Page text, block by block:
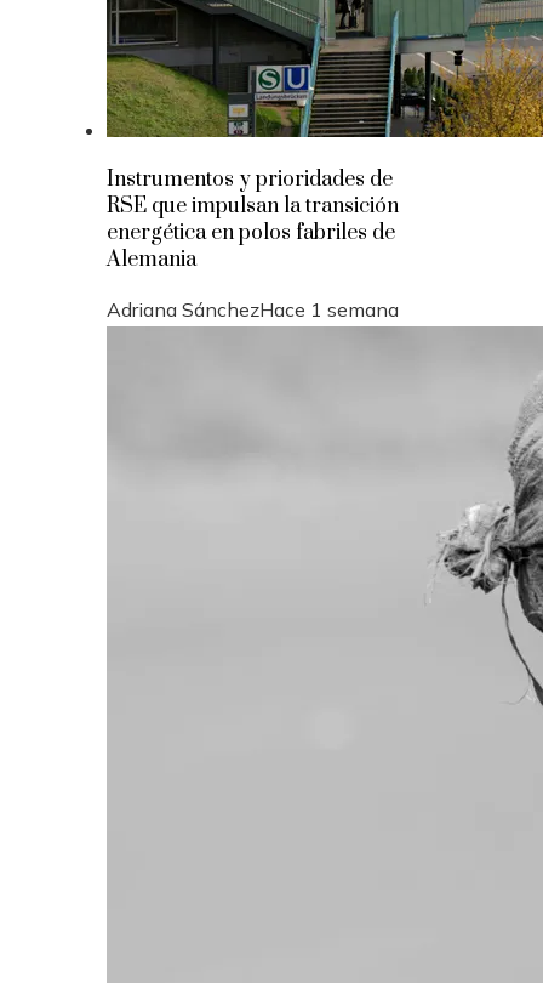
Instrumentos y prioridades de
RSE que impulsan la transición
energética en polos fabriles de
Alemania
Adriana SánchezHace 1 semana